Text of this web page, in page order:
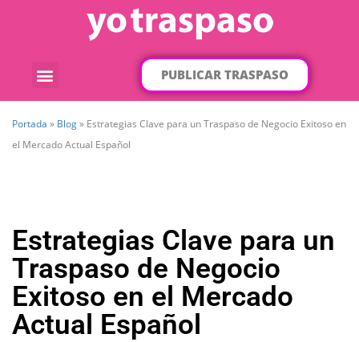
PUBLICAR TRASPASO
Portada » Blog» Estrategias Clave para un Traspaso de Negocio Exitoso en
el Mercado Actual Español
Estrategias Clave para un
Traspaso de Negocio
Exitoso en el Mercado
Actual Español